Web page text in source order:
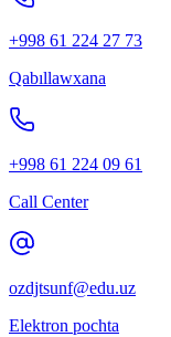
+998 61 224 27 73
Qabıllawxana
+998 61 224 09 61
Call Center
ozdjtsunf@edu.uz
Elektron pochta